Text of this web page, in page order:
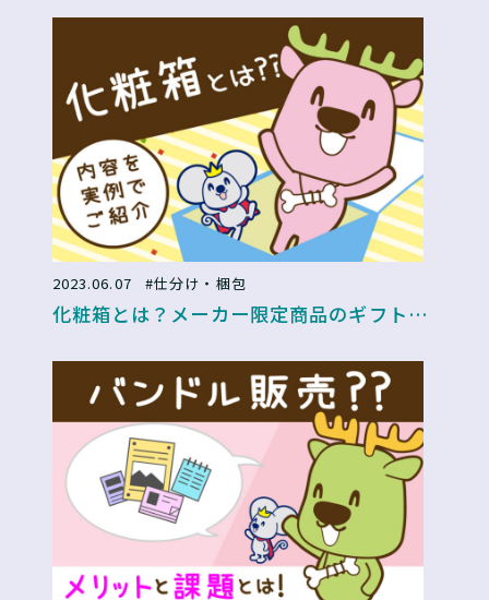
2023.06.07 #仕分け・梱包
化粧箱とは？メーカー限定商品のギフトボ
ご紹介！